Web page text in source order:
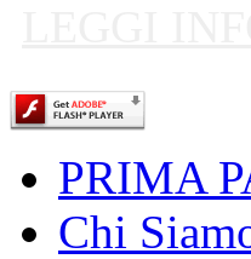
PRIMA
Chi